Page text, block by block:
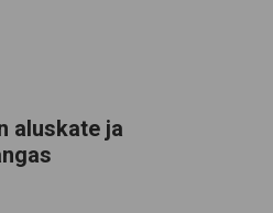
aluskate ja